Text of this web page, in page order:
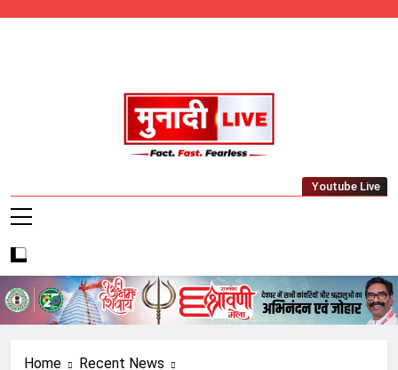
Munadi Live – Jharkhand's Leading Local
Youtube Live
Home
Recent News